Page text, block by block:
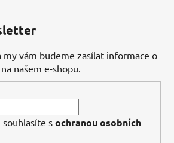
vám budeme zasílat informace o
našem e-shopu.
s ochranou osobních